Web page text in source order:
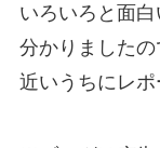
いろいろと面
分かりましたの
近いうちにレポ